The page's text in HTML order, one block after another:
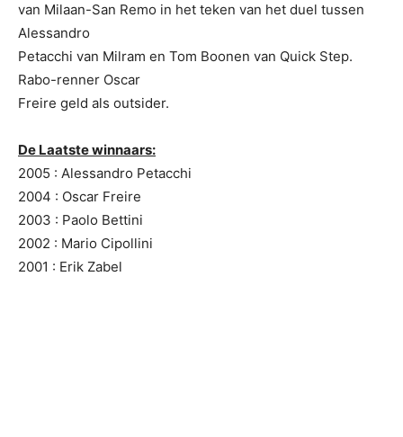
van Milaan-San Remo in het teken van het duel tussen
Alessandro
Petacchi van Milram en Tom Boonen van Quick Step.
Rabo-renner Oscar
Freire geld als outsider.
De Laatste winnaars:
2005 : Alessandro Petacchi
2004 : Oscar Freire
2003 : Paolo Bettini
2002 : Mario Cipollini
2001 : Erik Zabel